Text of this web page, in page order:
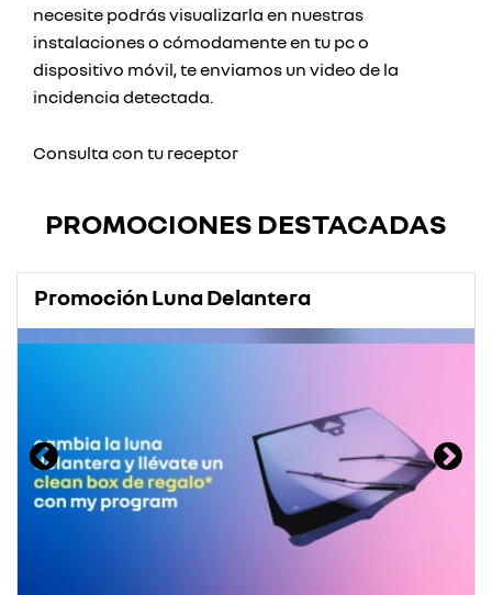
necesite podrás visualizarla en nuestras
instalaciones o cómodamente en tu pc o
dispositivo móvil, te enviamos un video de la
incidencia detectada.
Consulta con tu receptor
PROMOCIONES DESTACADAS
Promoción Luna Delantera